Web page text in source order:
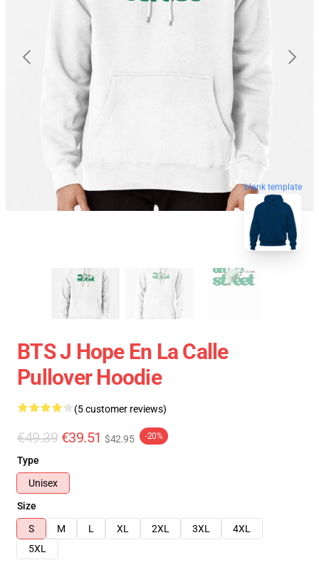
blank template
BTS J Hope En La Calle
Pullover Hoodie
(5 customer reviews)
€49.39 €39.51 $42.95 -20%
Type
Unisex
Size
S
M L XL 2XL 3XL
4XL
5XL